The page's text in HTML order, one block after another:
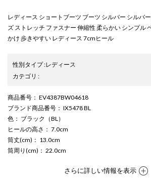
レディース ショートブーツ ブーツ シルバー シルバ
ズ ストレッチ ファスナー 伸縮性 柔らかい シンプル
かけ 歩きやすい レディース 7cmヒール
性別タイプ:レディース
カテゴリ :
商品番号 ： EV4387BW04618
ブランド商品番号 ： IX5478 BL
色 ： ブラック（BL）
ヒールの高さ ： 7.0cm
筒丈(cm) ： 13.0cm
筒周り(cm) ： 22.0cm
さらに詳しい情報を表示